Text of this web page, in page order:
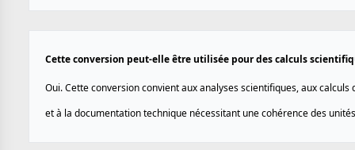
Cette conversion peut-elle être utilisée pour des calculs
Oui. Cette conversion convient aux analyses scientifiques, aux calculs
et à la documentation technique nécessitant une cohérence des